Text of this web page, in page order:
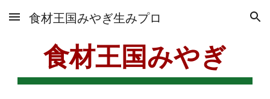
Skip to main content Skip to navigation
食材王国みやぎ生みプロ
食材王国みやぎ